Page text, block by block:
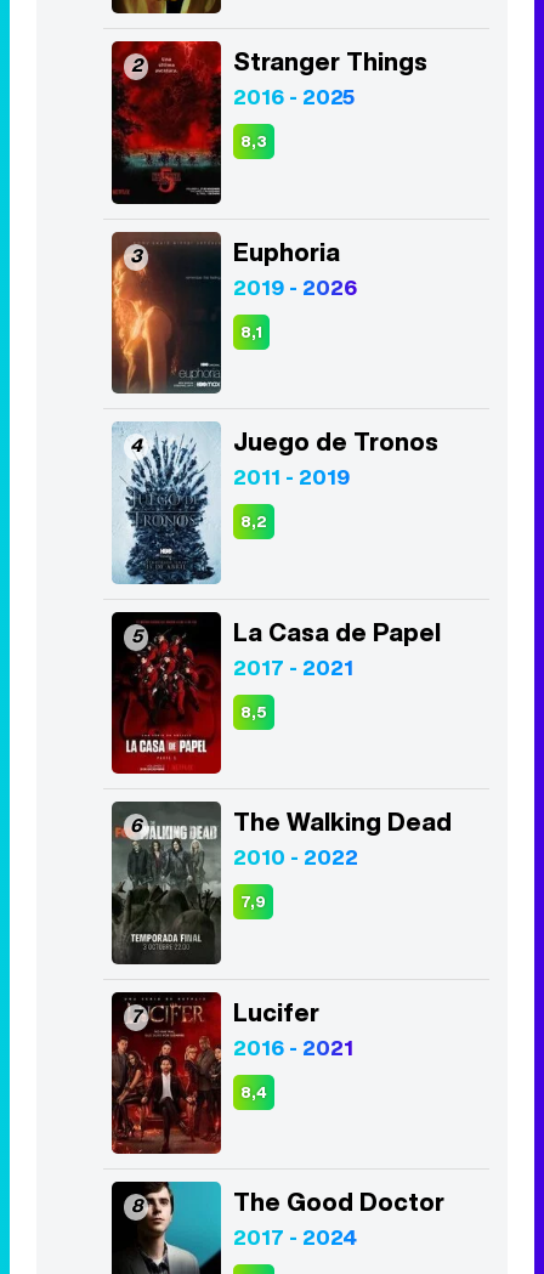
2 Stranger Things
2016 - 2025
8,3
3 Euphoria
2019 - 2026
8,1
4 Juego de Tronos
2011 - 2019
8,2
5 La Casa de Papel
2017 - 2021
8,5
6 The Walking Dead
2010 - 2022
7,9
7 Lucifer
2016 - 2021
8,4
8 The Good Doctor
2017 - 2024